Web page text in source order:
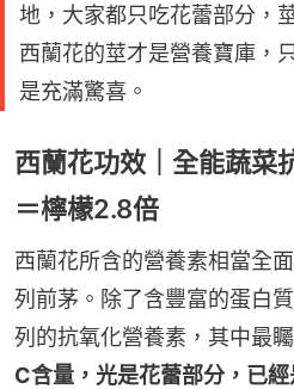
地，大家都只吃花蕾部分，
西蘭花的莖才是營養寶庫，
是充滿驚喜。
西蘭花功效｜全能蔬
＝檸檬2.8倍
西蘭花所含的營養素相當全
列前茅。除了含豐富的蛋白
列的抗氧化營養素，其中最
C含量，光是花蕾部分，已